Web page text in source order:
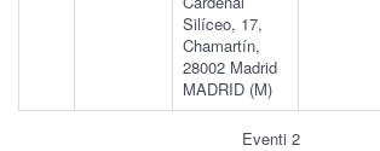
Silíceo, 17,
Chamartín,
28002 Madrid
MADRID (M)
Eventi 2